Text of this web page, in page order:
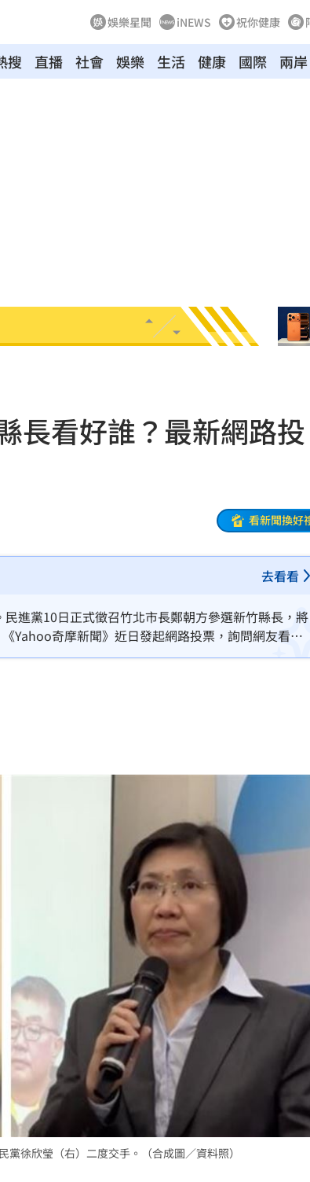
娛樂星聞 iNEWS 祝你健康
搜 直播 社會 娛樂 生活 健康 國際 兩岸
長看好誰？最新網路投
看新聞換好
去看看
進黨10日正式徵召竹北市長鄭朝方參選新竹縣長，將
Yahoo奇摩新聞》近日發起網路投票，詢問網友看好
徐欣瑩（右）二度交手。（合成圖／資料照）